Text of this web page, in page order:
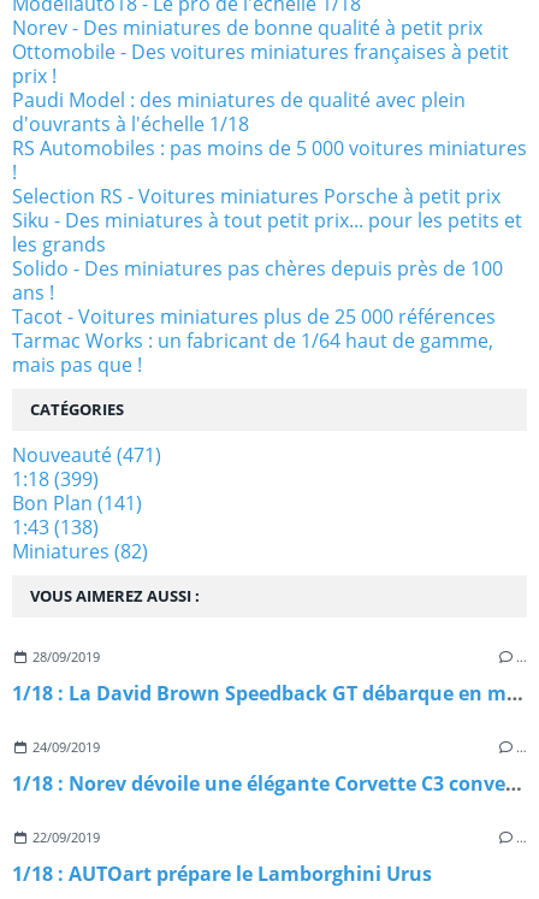
VOUS AIMEREZ AUSSI :
28/09/2019 …
1/18 : La David Brown Speedback GT débarque en miniature
24/09/2019 …
1/18 : Norev dévoile une élégante Corvette C3 convertible
22/09/2019 …
1/18 : AUTOart prépare le Lamborghini Urus
Norev - Des miniatures de bonne qualité à petit prix
Ottomobile - Des voitures miniatures françaises à petit
prix !
Paudi Model : des miniatures de qualité avec plein
d'ouvrants à l'échelle 1/18
RS Automobiles : pas moins de 5 000 voitures miniatures
!
Selection RS - Voitures miniatures Porsche à petit prix
Siku - Des miniatures à tout petit prix... pour les petits et
les grands
Solido - Des miniatures pas chères depuis près de 100
ans !
Tacot - Voitures miniatures plus de 25 000 références
Tarmac Works : un fabricant de 1/64 haut de gamme,
mais pas que !
CATÉGORIES
Nouveauté(471)
1:18(399)
Bon Plan (141)
1:43(138)
Miniatures (82)